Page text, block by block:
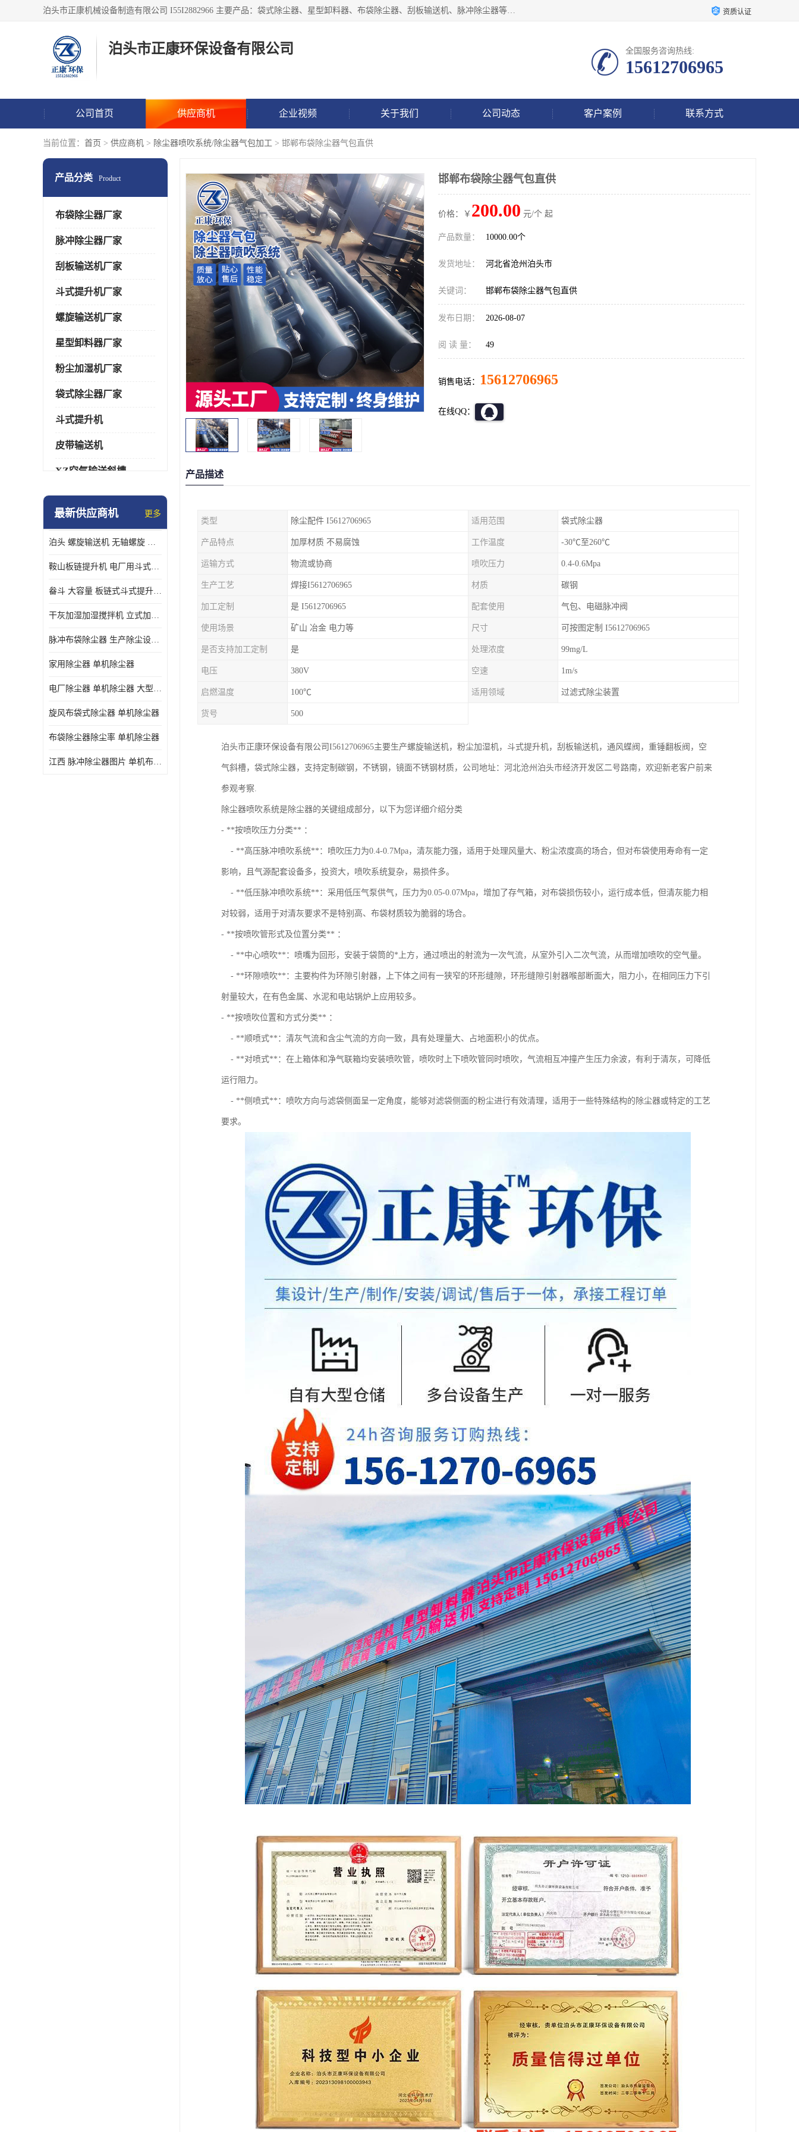
泊头市正康机械设备制造有限公司 I55I2882966 主要产品：袋式除尘器、星型卸料器、布袋除尘器、刮板输送机、脉冲除尘器等产品厂家。公司拥有研发人才和技术专员，有丰厚的物质资源和人力资源，公司结合客户现场使用要求采用计算机辅助制图，并根据客户的需求为之选型，提供有限的设计方案，以满足客户的使用需求。I56I27O6965 资质认证
泊头市正康环保设备有限公司 全国服务咨询热线:
15612706965
公司首页 供应商机 企业视频 关于我们 公司动态 客户案例 联系方式
当前位置： 首页 > 供应商机 > 除尘器喷吹系统/除尘器气包加工 > 邯郸布袋除尘器气包直供
产品分类 Product
布袋除尘器厂家
脉冲除尘器厂家
刮板输送机厂家
斗式提升机厂家
螺旋输送机厂家
星型卸料器厂家
粉尘加湿机厂家
袋式除尘器厂家
斗式提升机
皮带输送机
XZ空气输送斜槽
通风蝶阀/百叶阀
气旋混动喷淋塔
N-TGD钢丝胶带斗式提升机
最新供应商机 更多
泊头 螺旋输送机 无轴螺旋 污泥螺旋输送机 规格齐全
鞍山板链提升机 电厂用斗式提升机 规格齐全
畚斗 大容量 板链式斗式提升机 正康斗提机厂家
干灰加湿加湿搅拌机 立式加湿机消化机 双轴
脉冲布袋除尘器 生产除尘设备厂家
家用除尘器 单机除尘器
电厂除尘器 单机除尘器 大型除尘器制作厂家
旋风布袋式除尘器 单机除尘器
布袋除尘器除尘率 单机除尘器
江西 脉冲除尘器图片 单机布袋除尘器 规格齐全
邯郸布袋除尘器气包直供
价格：￥ 200.00 元/个 起
产品数量： 10000.00个
发货地址： 河北省沧州泊头市
关键词： 邯郸布袋除尘器气包直供
发布日期： 2026-08-07
阅 读 量： 49
销售电话： 15612706965
在线QQ：
产品描述
类型 除尘配件 I5612706965 适用范围 袋式除尘器
产品特点 加厚材质 不易腐蚀 工作温度 -30℃至260℃
运输方式 物流或协商 喷吹压力 0.4-0.6Mpa
生产工艺 焊接I5612706965 材质 碳钢
加工定制 是 I5612706965 配套使用 气包、电磁脉冲阀
使用场景 矿山 冶金 电力等 尺寸 可按图定制 I5612706965
是否支持加工定制 是 处理浓度 99mg/L
电压 380V 空速 1m/s
启燃温度 100℃ 适用领域 过滤式除尘装置
货号 500
泊头市正康环保设备有限公司I5612706965主要生产螺旋输送机，粉尘加湿机，斗式提升机，刮板输送机，通风蝶阀，重锤翻板阀，空
气斜槽，袋式除尘器，支持定制碳钢，不锈钢，镜面不锈钢材质，公司地址：河北沧州泊头市经济开发区二号路南，欢迎新老客户前来
参观考察.
除尘器喷吹系统是除尘器的关键组成部分，以下为您详细介绍分类
- **按喷吹压力分类** ：
- **高压脉冲喷吹系统**：喷吹压力为0.4-0.7Mpa，清灰能力强，适用于处理风量大、粉尘浓度高的场合，但对布袋使用寿命有一定
影响，且气源配套设备多，投资大，喷吹系统复杂，易损件多。
- **低压脉冲喷吹系统**：采用低压气泵供气，压力为0.05-0.07Mpa，增加了存气箱，对布袋损伤较小，运行成本低，但清灰能力相
对较弱，适用于对清灰要求不是特别高、布袋材质较为脆弱的场合。
- **按喷吹管形式及位置分类** ：
- **中心喷吹**：喷嘴为回形，安装于袋筒的*上方，通过喷出的射流为一次气流，从室外引入二次气流，从而增加喷吹的空气量。
- **环隙喷吹**：主要构件为环隙引射器，上下体之间有一狭窄的环形缝隙，环形缝隙引射器喉部断面大，阻力小，在相同压力下引
射量较大，在有色金属、水泥和电站锅炉上应用较多。
- **按喷吹位置和方式分类** ：
- **顺喷式**：清灰气流和含尘气流的方向一致，具有处理量大、占地面积小的优点。
- **对喷式**：在上箱体和净气联箱均安装喷吹管，喷吹时上下喷吹管同时喷吹，气流相互冲撞产生压力余波，有利于清灰，可降低
运行阻力。
- **侧喷式**：喷吹方向与滤袋侧面呈一定角度，能够对滤袋侧面的粉尘进行有效清理，适用于一些特殊结构的除尘器或特定的工艺
要求。